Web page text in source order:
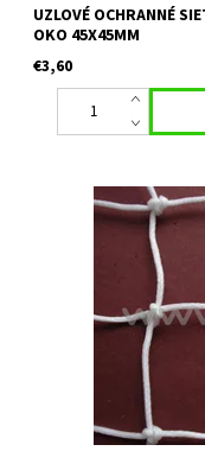
UZLOVÉ OCHRANNÉ
OKO 45X45MM
€3,60
Uzlová ochranná sieť
deliaca sieť,
mm Veľkosť oka: 50